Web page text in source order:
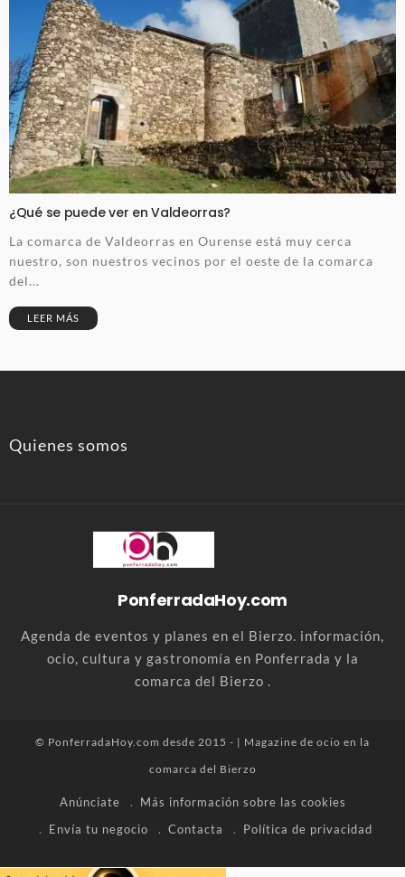
¿Qué se puede ver en Valdeorras?
La comarca de Valdeorras en Ourense está muy cerca
nuestro, son nuestros vecinos por el oeste de la comarca
del...
LEER MÁS
Quienes somos
PonferradaHoy.com
Agenda de eventos y planes en el Bierzo. información,
ocio, cultura y gastronomía en Ponferrada y la
comarca del Bierzo .
© PonferradaHoy.com desde 2015 - | Magazine de ocio en la
comarca del Bierzo
Anúnciate
Más información sobre las cookies
Envía tu negocio
Contacta Política de privacidad